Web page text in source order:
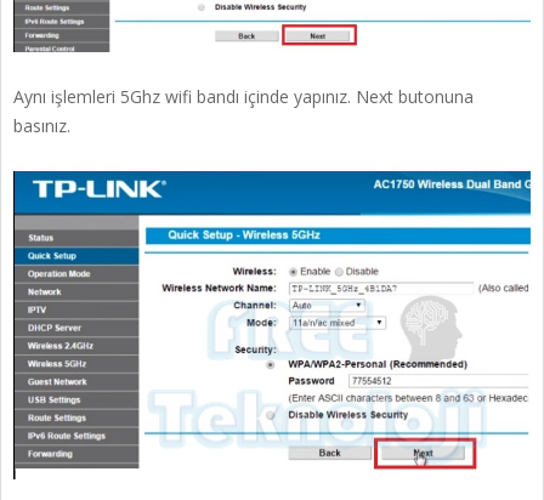
Aynı işlemleri 5Ghz wifi bandı içinde yapınız. Next butonuna
basınız.